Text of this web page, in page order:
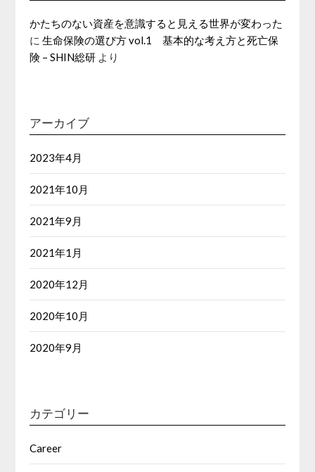
かたちのない資産を意識すると見える世界が変わった
に生命保険の選び方 vol.1 基本的な考え方と死亡保
険 – SHIN総研 より
アーカイブ
2023年4月
2021年10月
2021年9月
2021年1月
2020年12月
2020年10月
2020年9月
カテゴリー
Career